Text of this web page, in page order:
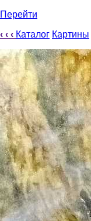
Перейти
‹ ‹ ‹ Каталог Картины